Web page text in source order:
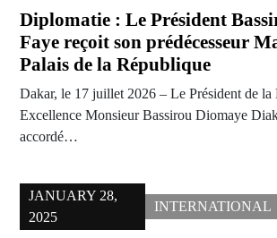
Diplomatie : Le Président
Faye reçoit son prédécesseur
Palais de la République
Dakar, le 17 juillet 2026 – Le Président de la
Excellence Monsieur Bassirou Diomaye
accordé…
JANUARY 28,
2025
INTERNATIONAL